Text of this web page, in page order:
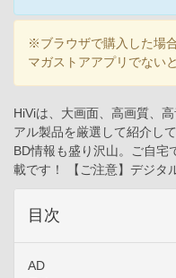
※ブラウザで購入した場
マガストアアプリでない
HiViは、大画面、高画質、
アル製品を厳選して紹介し
BD情報も盛り沢山。ご自宅
載です！ 【ご注意】デジタ
目次
AD